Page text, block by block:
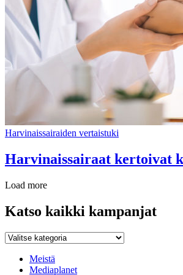
Harvinaissairaiden vertaistuki
Harvinaissairaat kertoivat
Load more
Katso kaikki kampanjat
Katso
kampanjat
Meistä
Mediaplanet